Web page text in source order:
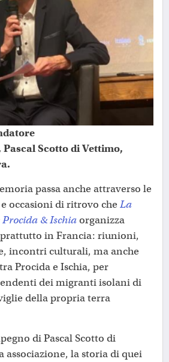
Scotto di Vettimo,
passa anche attraverso le
occasioni di ritrovo che La
& Ischia organizza
in Francia: riunioni,
incontri culturali, ma anche
Procida e Ischia, per
dei migranti isolani di
della propria terra
di Pascal Scotto di
associazione, la storia di quei